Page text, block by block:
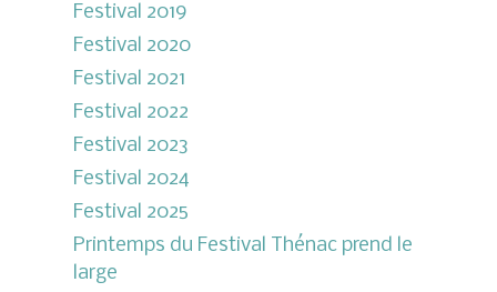
Festival 2019
Festival 2020
Festival 2021
Festival 2022
Festival 2023
Festival 2024
Festival 2025
Printemps du Festival Thénac prend le
large